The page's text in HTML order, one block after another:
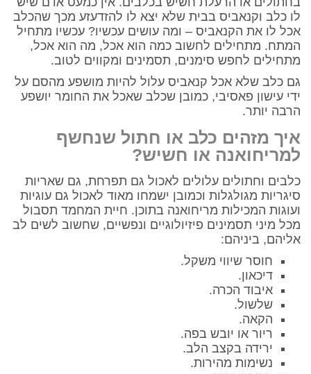
לו כלב וקנאביס בבית שלא יצא לו להזדעזע מכך שהכלב
אכל לו את הקנאביס – ומה עושים עכשיו? עכשיו מתחיל
המתח. מתחילים לחשוב כמה הוא אכל, מה הוא אכל,
מתחילים לחפש סימנים, תסמינים ומקווים לטוב.
גם כלב שלא אכל קנאביס עלול להיות מושפע מהסם על
ידי עישון פאסיבי, כמובן שכלב שאכל את החומר יושפע
הרבה יותר.
איך מזהים כלב או חתול שנחשף
למריחואנה או חשיש?
כלבים וחתולים עלולים לאכול גם תפרחת, גם שאריות
סיגריות מגולגלות וכמובן ישמחו מאוד לאכול גם עוגיות
ועוגות המכילות מריחואנה בתוכן. חיית המחמד תסבול
מכל מיני תסמינים פיזיולוגיים ונפשיים, שחשוב לשים לב
אליהם, ביניהם:
חוסר שיווי משקל.
דיכאון.
איבוד הכרה.
שלשול.
הקאה.
ריור או יובש בפה.
ירידה בקצב הלב.
נשימות מהירות.